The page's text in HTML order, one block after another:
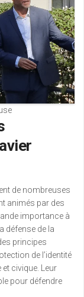
de nombreuses
animés par des
importance à
défense de la
principes
de l’identité
civique. Leur
pour défendre